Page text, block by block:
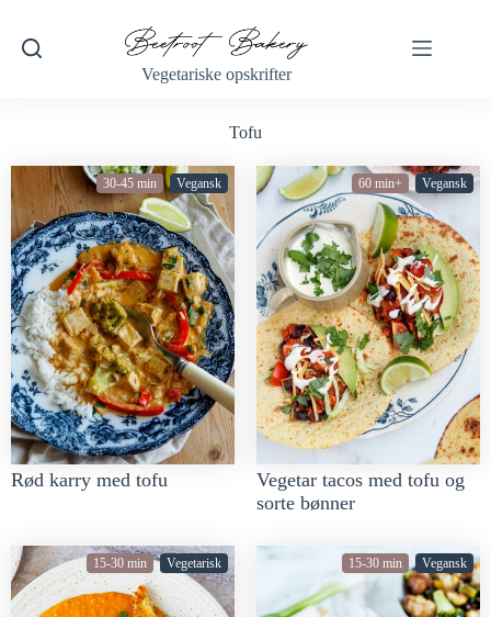
Vegetariske opskrifter
Tofu
30-45 min Vegansk
Rød karry med tofu
60 min+ Vegansk
Vegetar tacos med tofu og
sorte bønner
15-30 min Vegetarisk 15-30 min Vegansk